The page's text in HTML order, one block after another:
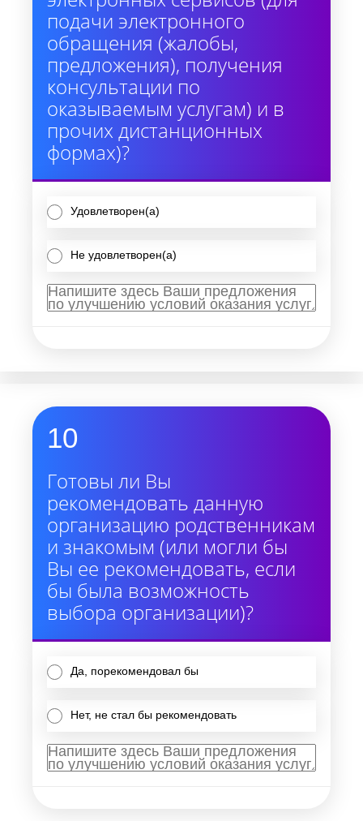
подачи электронного
обращения (жалобы,
предложения), получения
консультации по
оказываемым услугам) и в
прочих дистанционных
формах)?
Удовлетворен(а)
Не удовлетворен(а)
10
Готовы ли Вы
рекомендовать данную
организацию родственникам
и знакомым (или могли бы
Вы ее рекомендовать, если
бы была возможность
выбора организации)?
Да, порекомендовал бы
Нет, не стал бы рекомендовать